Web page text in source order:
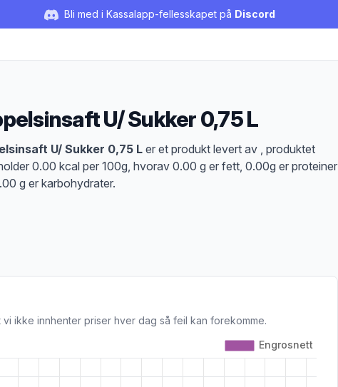
Bli med i Kassalapp-fellesskapet på Discord
U/ Sukker 0,75 L
U/ Sukker 0,75 L er et produkt levert av , produktet
0.00 kcal per 100g, hvorav 0.00 g er fett, 0.00g er proteiner
g er karbohydrater.
ikke innhenter priser hver dag så feil kan forekomme.